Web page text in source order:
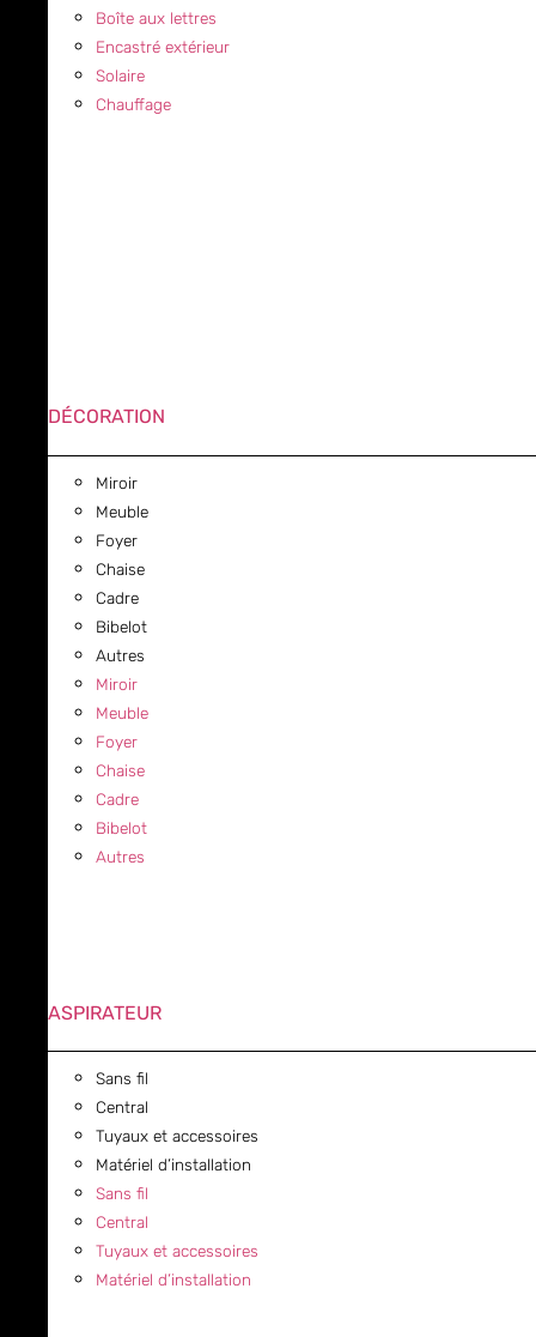
Boîte aux lettres
Encastré extérieur
Solaire
Chauffage
DÉCORATION
Miroir
Meuble
Foyer
Chaise
Cadre
Bibelot
Autres
Miroir
Meuble
Foyer
Chaise
Cadre
Bibelot
Autres
ASPIRATEUR
Sans fil
Central
Tuyaux et accessoires
Matériel d’installation
Sans fil
Central
Tuyaux et accessoires
Matériel d’installation